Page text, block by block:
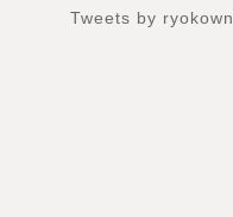
Tweets by ryokown